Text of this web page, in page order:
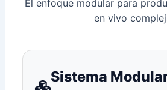
El enfoque modular para
en vivo
Sistema